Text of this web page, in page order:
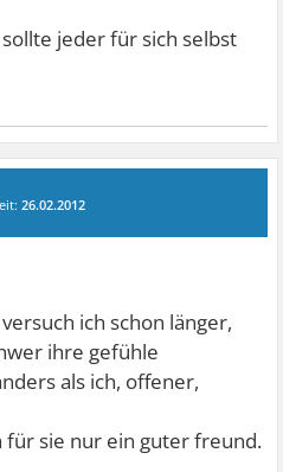
jeder für sich selbst
26.02.2012
ich schon länger,
ihre gefühle
als ich, offener,
für sie nur ein guter freund.